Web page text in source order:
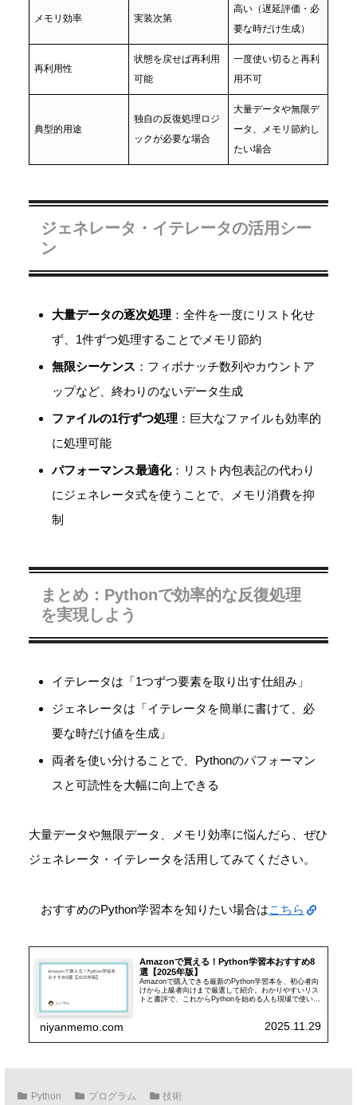
メモリ効率 実装次第
高い（遅延評価・必
要な時だけ生成）
再利用性
状態を戻せば再利用
可能
一度使い切ると再利
用不可
典型的用途
独自の反復処理ロジ
ックが必要な場合
大量データや無限デ
ータ、メモリ節約し
たい場合
ジェネレータ・イテレータの活用シー
ン
大量データの逐次処理 ：全件を一度にリスト化せ
ず、1件ずつ処理することでメモリ節約
無限シーケンス ：フィボナッチ数列やカウントア
ップなど、終わりのないデータ生成
ファイルの1行ずつ処理 ：巨大なファイルも効率的
に処理可能
パフォーマンス最適化：リスト内包表記の代わり
にジェネレータ式を使うことで、メモリ消費を抑
制
まとめ：Pythonで効率的な反復処理
を実現しよう
イテレータは「1つずつ要素を取り出す仕組み」
ジェネレータは「イテレータを簡単に書けて、必
要な時だけ値を生成」
両者を使い分けることで、Pythonのパフォーマン
スと可読性を大幅に向上できる
大量データや無限データ、メモリ効率に悩んだら、ぜひ
ジェネレータ・イテレータを活用してみてください。
おすすめのPython学習本を知りたい場合はこちら
Amazonで買える！Python学習本おすすめ8
選【2025年版】
Amazonで購入できる最新のPython学習本を、初心者向
けから上級者向けまで厳選して紹介。わかりやすいリス
トと書評で、これからPythonを始める人も現場で使いた
niyanmemo.com 2025.11.29
Python プログラム 技術